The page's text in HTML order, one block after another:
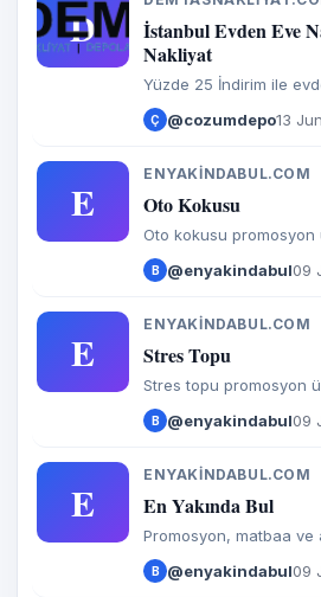
D
İstanbul Evden Eve
Nakliyat
Yüzde 25 İndirim ile
istanbul evden eve
şehirlerarası
Ç @cozumdepo13
E
ENYAKINDABUL.COM
Oto Kokusu
Oto kokusu
üretim, ücretsiz grafik
avantajlarıyla hemen
B @enyakindabul09
E
ENYAKINDABUL.COM
Stres Topu
Stres topu promosyon
üretim, ücretsiz grafik
avantajlarıyla hemen
B @enyakindabul09
E
ENYAKINDABUL.COM
En Yakında Bul
Promosyon, matbaa ve
kurumsal çözümler.
daha fazlası için hızlı
B @enyakindabul09